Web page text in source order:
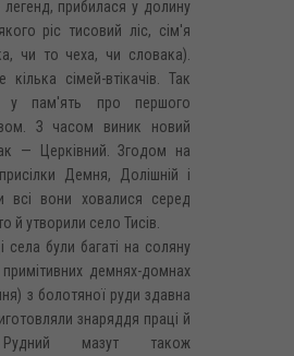
прибилася у долину
ріс тисовий ліс, сім'я
чи то чеха, чи словака).
сімей-втікачів. Так
у пам'ять про першого
З часом виник новий
— Церківний. Згодом на
Демня, Долішній і
всі вони ховалися серед
й утворили село Тисів.
села були багаті на соляну
демнях-домнах
з болотяної руди здавна
знаряддя праці й
Рудний мазут також